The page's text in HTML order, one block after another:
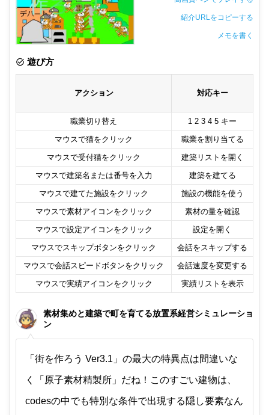
紹介URLをコピーする
メモを書く
遊び方
アクション 対応キー
職業切り替え
1 2 3 4 5 キー
マウスで猫をクリック
職業を割り当てる
マウスで受付猫をクリック
建築リストを開く
マウスで建築名または番号を入力
建築を建てる
マウスで建てた施設をクリック
施設の機能を使う
マウスで素材アイコンをクリック
素材の量を確認
マウスで設定アイコンをクリック
設定を開く
マウスでスキップボタンをクリック
会話をスキップする
マウスで会話スピードボタンをクリック
会話速度を変更する
マウスで実績アイコンをクリック
実績リストを表示
素材集めと建築で町を育てる放置系経営シミュレーショ
ン
「街を作ろう Ver3.1」の最大の特異点は間違いな
く「原子素材精製所」だね！このすごい建物は、
codesの中でも特別な条件で出現する隠し要素なん